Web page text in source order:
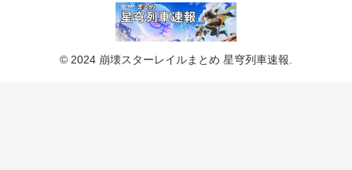
© 2024 崩壊スターレイルまとめ 星穹列車速報.